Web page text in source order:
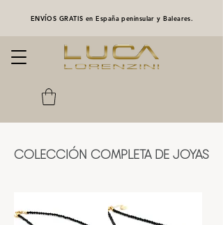
ENVÍOS GRATIS en España peninsular y Baleares.
COLECCIÓN COMPLETA DE JOYAS